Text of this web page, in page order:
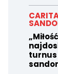
turnus